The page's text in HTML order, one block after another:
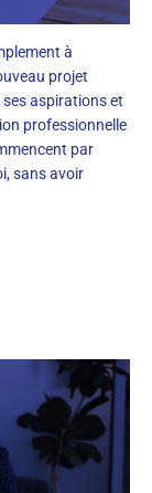
à
projet
aspirations et
professionnelle
par
sans avoir